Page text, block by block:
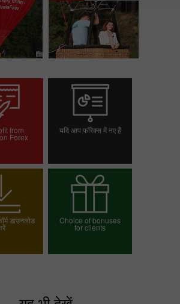
from
Forex
यदि आप फॉरेक्स में नए हैं
डेमो खाता खोलें
डाउनलोड Choice of bonuses
for clients